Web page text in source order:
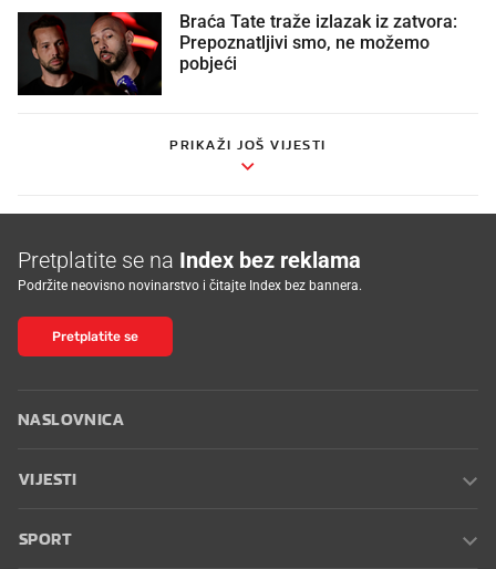
Braća Tate traže izlazak iz zatvora:
Prepoznatljivi smo, ne možemo
pobjeći
PRIKAŽI JOŠ VIJESTI
Pretplatite se na Index bez reklama
Podržite neovisno novinarstvo i čitajte Index bez bannera.
Pretplatite se
NASLOVNICA
VIJESTI
SPORT